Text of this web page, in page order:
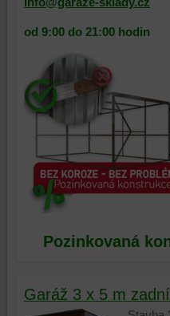
od 9:00 do 21:00 hodin
Pozinkovaná
Garáž 3 x 5 m
platformy,
prohlížení
a
zabezpečení.
prohlížení,
některé
vaše
preference
bez
účtu
nebo
bez
přihlášení,
skripty
třetích
nebo
strany
ke
sledování
nebo
vašeho
procházení
našich
webových
nebo
relevance
vás
na
základě
produktů
stránek,
které
jste
navštívili
tomto
na